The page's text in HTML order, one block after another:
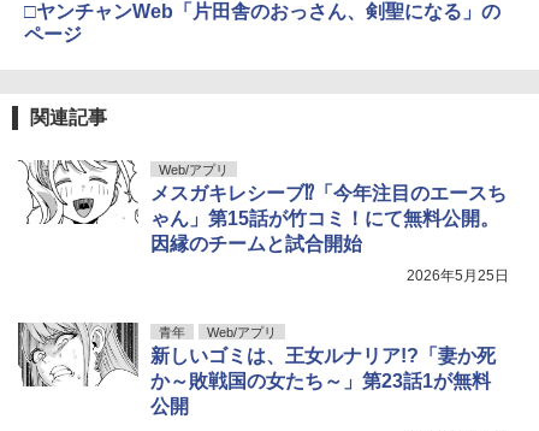
□ヤンチャンWeb「片田舎のおっさん、剣聖になる」の
ページ
関連記事
Web/アプリ
メスガキレシーブ⁉「今年注目のエースち
ゃん」第15話が竹コミ！にて無料公開。
因縁のチームと試合開始
2026年5月25日
青年 Web/アプリ
新しいゴミは、王女ルナリア!?「妻か死
か～敗戦国の女たち～」第23話1が無料
公開